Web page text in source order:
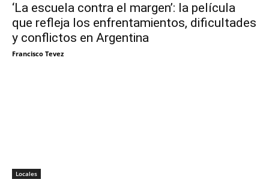
‘La escuela contra el margen’: la película
que refleja los enfrentamientos, dificultades
y conflictos en Argentina
Francisco Tevez
Locales